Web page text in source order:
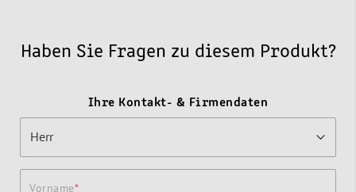
Haben Sie Fragen zu diesem Produkt?
Ihre Kontakt- & Firmendaten
Vorname